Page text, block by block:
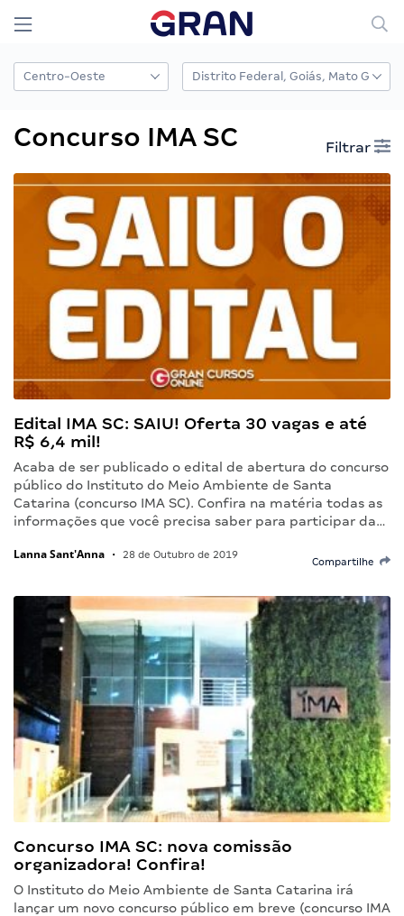
Concurso IMA SC Filtrar
Edital IMA SC: SAIU! Oferta 30 vagas e até
R$ 6,4 mil!
Acaba de ser publicado o edital de abertura do concurso
público do Instituto do Meio Ambiente de Santa
Catarina (concurso IMA SC). Confira na matéria todas as
informações que você precisa saber para participar da…
Lanna Sant'Anna • 28 de Outubro de 2019
Compartilhe
Concurso IMA SC: nova comissão
organizadora! Confira!
O Instituto do Meio Ambiente de Santa Catarina irá
lançar um novo concurso público em breve (concurso IMA